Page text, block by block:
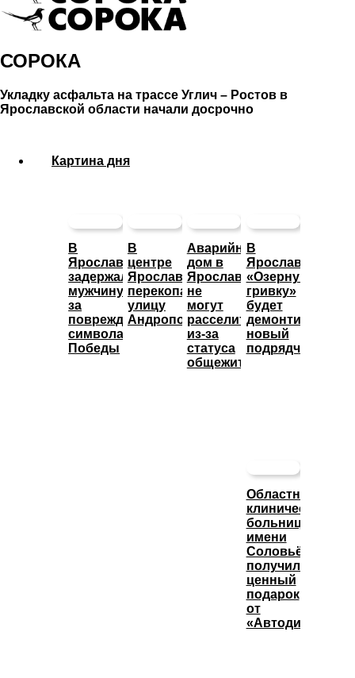
СОРОКА
Укладку асфальта на трассе Углич – Ростов в
Ярославской области начали досрочно
Картина дня
В
Ярославле
задержали
мужчину
за
повреждение
символа
Победы
В
центре
Ярославля
перекопали
улицу
Андропова
Аварийный
дом в
Ярославле
не
могут
расселить
из-за
статуса
общежития
В
Ярославле
«Озерную
гривку»
будет
демонтировать
новый
подрядчик
Областная
клиническая
больница
имени
Соловьёва
получила
ценный
подарок
от
«Автодизеля»